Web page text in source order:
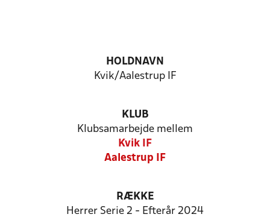
HOLDNAVN
Kvik/Aalestrup IF
KLUB
Klubsamarbejde mellem
Kvik IF
Aalestrup IF
RÆKKE
Herrer Serie 2 - Efterår 2024